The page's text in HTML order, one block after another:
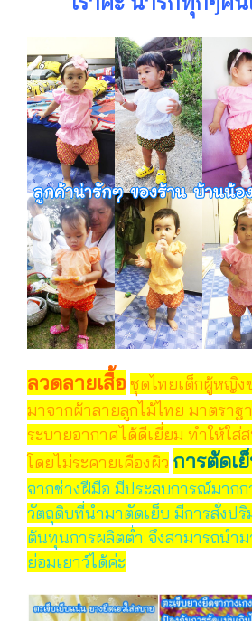
ลวดลายเสื้อ ชุดไทยเด็กผู้หญิง
มาจากผ้าลายลูกไม้ไทย มาตราฐ
ระบายอากาศได้ดีเยี่ยม ทำให้ใส่
โดยไม่ระคายเคืองผิว การตัดเ
จากช่างฝีมือ มีประสบการณ์มากก
วัตถุดิบที่นำมาตัดเย็บ มีการสั่งป
ต้นทุนการผลิตต่ำ จึงสามารถนำ
ย่อมเยาว์ได้ค่ะ